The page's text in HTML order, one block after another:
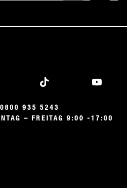
0800 935 5243
– FREITAG 9:00 -17:00